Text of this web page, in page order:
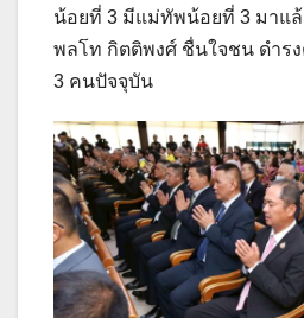
น้อยที่ 3 มีแม่ทัพน้อยที่ 3 มาแ
พลโท กิตติพงศ์ ชื่นใจชน ดำร
3 คนปัจจุบัน